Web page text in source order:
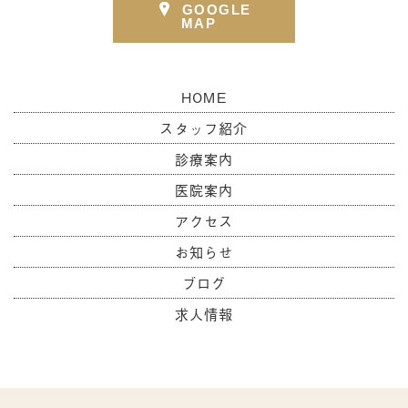
GOOGLE
MAP
HOME
スタッフ紹介
診療案内
医院案内
アクセス
お知らせ
ブログ
求人情報